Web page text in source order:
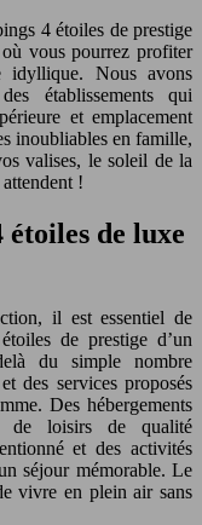
4 étoiles de prestige
vous pourrez profiter
idyllique. Nous avons
établissements qui
et emplacement
inoubliables en famille,
valises, le soleil de la
!
étoiles de luxe
il est essentiel de
de prestige d’un
du simple nombre
des services proposés
Des hébergements
de loisirs de qualité
et des activités
séjour mémorable. Le
vivre en plein air sans